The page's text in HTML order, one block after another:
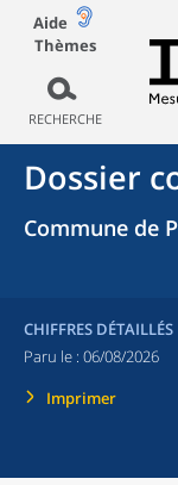
Aide
Thèmes
RECHERCHE
Dossier
Commune de
CHIFFRES DÉTAILLÉS
Paru le : 06/08/2026
Imprimer